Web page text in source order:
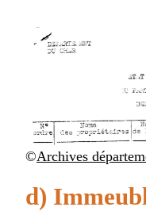
©Archives
d)